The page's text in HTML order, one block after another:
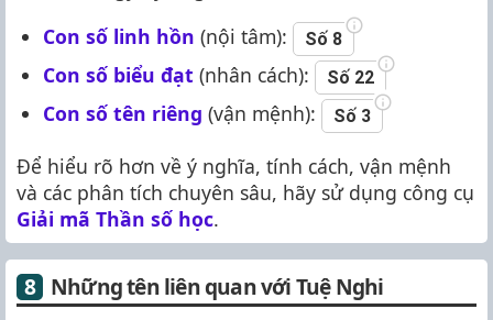
Con số linh hồn (nội tâm): Số 8
Con số biểu đạt (nhân cách): Số 22
Con số tên riêng (vận mệnh): Số 3
Để hiểu rõ hơn về ý nghĩa, tính cách, vận mệnh
và các phân tích chuyên sâu, hãy sử dụng công cụ
Giải mã Thần số học.
Những tên liên quan với Tuệ Nghi